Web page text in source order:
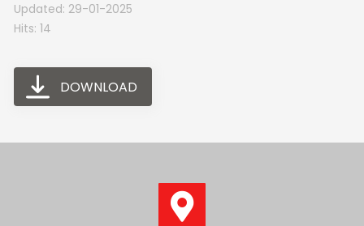
Updated: 29-01-2025
Hits: 14
DOWNLOAD